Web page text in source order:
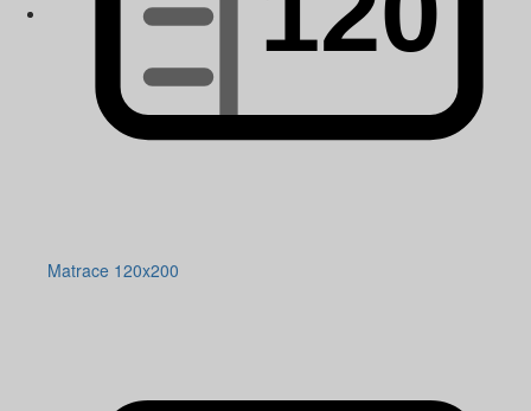
Matrace 120x200